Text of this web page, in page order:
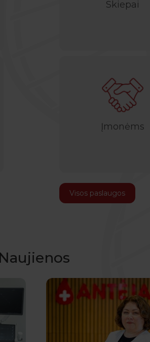
Skiepai
Įmonėms
Visos paslaugos
Naujienos